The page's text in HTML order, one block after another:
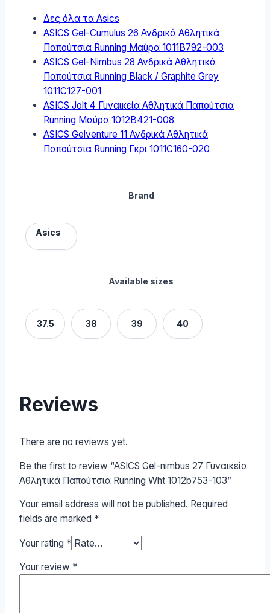
Δες όλα τα Asics
ASICS Gel-Cumulus 26 Ανδρικά Αθλητικά
Παπούτσια Running Μαύρα 1011B792-003
ASICS Gel-Nimbus 28 Ανδρικά Αθλητικά
Παπούτσια Running Black / Graphite Grey
1011C127-001
ASICS Jolt 4 Γυναικεία Αθλητικά Παπούτσια
Running Μαύρα 1012B421-008
ASICS Gelventure 11 Ανδρικά Αθλητικά
Παπούτσια Running Γκρι 1011C160-020
Brand
Asics
Available sizes
37.5 38 39 40
Reviews
There are no reviews yet.
Be the first to review “ASICS Gel-nimbus 27 Γυναικεία
Αθλητικά Παπούτσια Running Wht 1012b753-103”
Your email address will not be published. Required
fields are marked *
Your rating *
Your review *